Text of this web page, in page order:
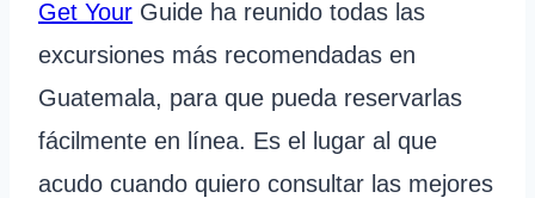
Get Your Guide ha reunido todas las
excursiones más recomendadas en
Guatemala, para que pueda reservarlas
fácilmente en línea. Es el lugar al que
acudo cuando quiero consultar las mejores